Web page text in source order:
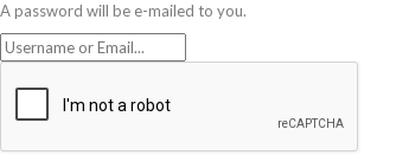
A password will be e-mailed to you.